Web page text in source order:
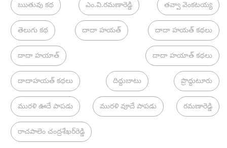
ఋతువు కథ ఎం.వి.రమణారెడ్డి తవ్వా వెంకటయ్య
తెలుగు కథ దాదా హయత్ దాదా హయత్ కథలు
దాదా హయాత్ దాదా హయాత్ కథలు
దాదాహయత్ కథలు దిద్దుబాటు ప్రొద్దుటూరు
మురళి ఊదే పాపడు మురళి వూదే పాపడు రమణారెడ్డి
రాచపాలెం చంద్రశేఖర్‌రెడ్డి